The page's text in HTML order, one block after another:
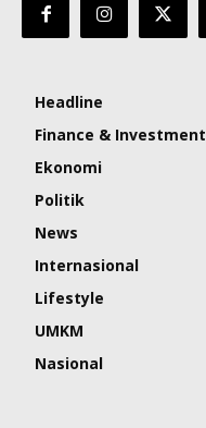
Headline
Finance & Investment
Ekonomi
Politik
News
Internasional
Lifestyle
UMKM
Nasional